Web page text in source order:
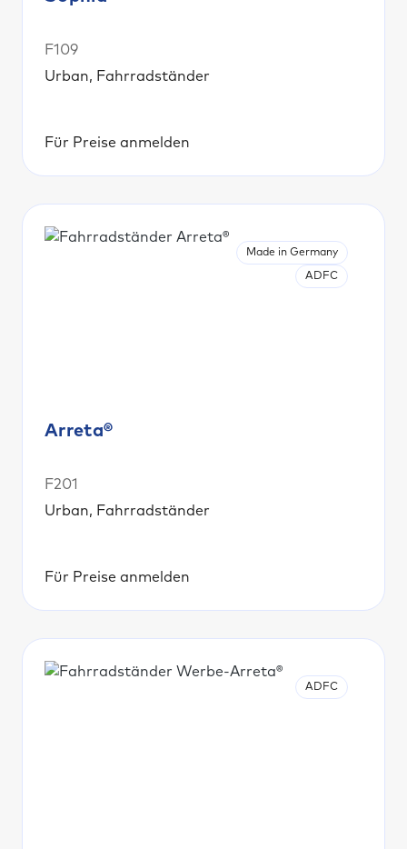
F109
Urban, Fahrradständer
Für Preise anmelden
Made in Germany
ADFC
Arreta®
F201
Urban, Fahrradständer
Für Preise anmelden
ADFC